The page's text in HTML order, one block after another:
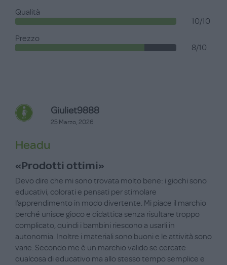
Qualità
10/10
Prezzo
8/10
Giuliet9888
25 Marzo, 2026
Headu
«Prodotti ottimi»
Devo dire che mi sono trovata molto bene: i giochi sono
educativi, colorati e pensati per stimolare
l’apprendimento in modo divertente. Mi piace il marchio
perché unisce gioco e didattica senza risultare troppo
complicato, quindi i bambini riescono a usarli in
autonomia. Inoltre i materiali sono buoni e le attività sono
varie. Secondo me è un marchio valido se cercate
qualcosa di educativo ma allo stesso tempo semplice e